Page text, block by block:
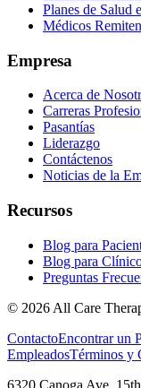
Planes de Salud
Médicos
Empresa
Acerca de
Carreras
Pasantías
Liderazgo
Contáctenos
Noticias de la
Recursos
Blog para
Blog para
Preguntas
© 2026 All Care
ContactoEncontrar un
EmpleadosTérminos y
6320 Canoga Ave,